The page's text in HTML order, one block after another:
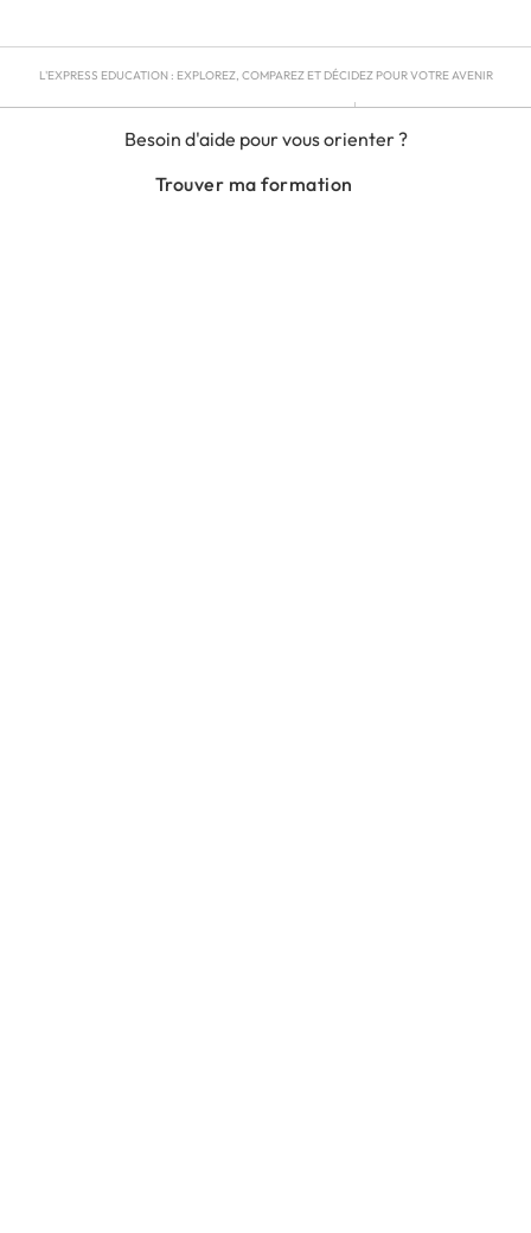
Besoin d'aide pour vous orienter ?
Trouver ma formation
L'EXPRESS EDUCATION : EXPLOREZ, COMPAREZ ET DÉCIDEZ POUR VOTRE AVENIR
RGPD